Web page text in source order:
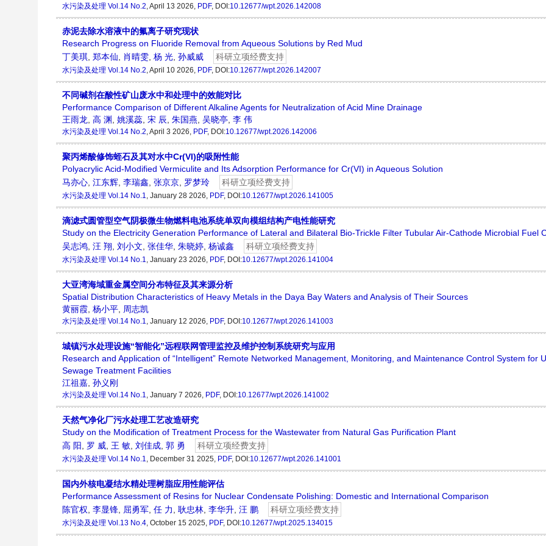
水污染及处理 Vol.14 No.2, April 13 2026, PDF, DOI:10.12677/wpt.2026.142008
赤泥去除水溶液中的氟离子研究现状
Research Progress on Fluoride Removal from Aqueous Solutions by Red Mud
丁美琪, 郑本仙, 肖晴雯, 杨 光, 孙威威 科研立项经费支持
水污染及处理 Vol.14 No.2, April 10 2026, PDF, DOI:10.12677/wpt.2026.142007
不同碱剂在酸性矿山废水中和处理中的效能对比
Performance Comparison of Different Alkaline Agents for Neutralization of Acid Mine Drainage
王雨龙, 高 渊, 姚溪蕊, 宋 辰, 朱国燕, 吴晓亭, 李 伟
水污染及处理 Vol.14 No.2, April 3 2026, PDF, DOI:10.12677/wpt.2026.142006
聚丙烯酸修饰蛭石及其对水中Cr(VI)的吸附性能
Polyacrylic Acid-Modified Vermiculite and Its Adsorption Performance for Cr(VI) in Aqueous Solution
马亦心, 江东辉, 李瑞鑫, 张京京, 罗梦玲 科研立项经费支持
水污染及处理 Vol.14 No.1, January 28 2026, PDF, DOI:10.12677/wpt.2026.141005
滴滤式圆管型空气阴极微生物燃料电池系统单双向模组结构产电性能研究
Study on the Electricity Generation Performance of Lateral and Bilateral Bio-Trickle Filter Tubular Air-Cathode Microbial Fuel
吴志鸿, 汪 翔, 刘小文, 张佳华, 朱晓婷, 杨诚鑫 科研立项经费支持
水污染及处理 Vol.14 No.1, January 23 2026, PDF, DOI:10.12677/wpt.2026.141004
大亚湾海域重金属空间分布特征及其来源分析
Spatial Distribution Characteristics of Heavy Metals in the Daya Bay Waters and Analysis of Their Sources
黄丽霞, 杨小平, 周志凯
水污染及处理 Vol.14 No.1, January 12 2026, PDF, DOI:10.12677/wpt.2026.141003
城镇污水处理设施“智能化”远程联网管理监控及维护控制系统研究与应用
Research and Application of “Intelligent” Remote Networked Management, Monitoring, and Maintenance Control System for
Sewage Treatment Facilities
江祖嘉, 孙义刚
水污染及处理 Vol.14 No.1, January 7 2026, PDF, DOI:10.12677/wpt.2026.141002
天然气净化厂污水处理工艺改造研究
Study on the Modification of Treatment Process for the Wastewater from Natural Gas Purification Plant
高 阳, 罗 威, 王 敏, 刘佳成, 郭 勇 科研立项经费支持
水污染及处理 Vol.14 No.1, December 31 2025, PDF, DOI:10.12677/wpt.2026.141001
国内外核电凝结水精处理树脂应用性能评估
Performance Assessment of Resins for Nuclear Condensate Polishing: Domestic and International Comparison
陈官权, 李显锋, 屈勇军, 任 力, 耿忠林, 李华升, 汪 鹏 科研立项经费支持
水污染及处理 Vol.13 No.4, October 15 2025, PDF, DOI:10.12677/wpt.2025.134015